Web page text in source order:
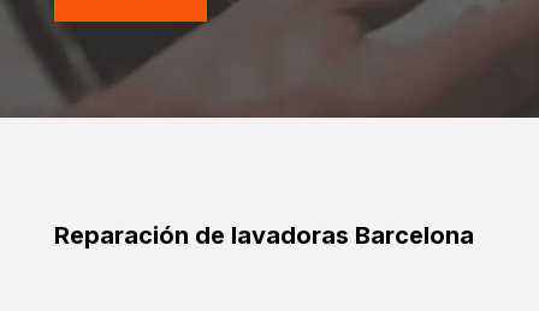
Reparación de lavadoras Barcelona